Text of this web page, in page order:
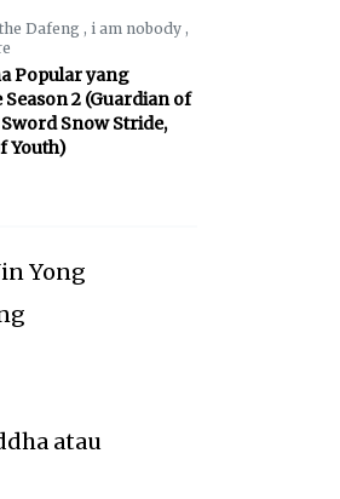
Dafeng , i am nobody ,
Popular yang
2 (Guardian of
Snow Stride,
Youth)
Yong
atau